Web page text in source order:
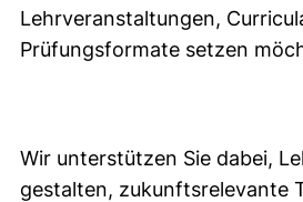
Lehrveranstaltungen,
Prüfungsformate setzen
Wir unterstützen Sie dabei,
gestalten, zukunftsrelevante